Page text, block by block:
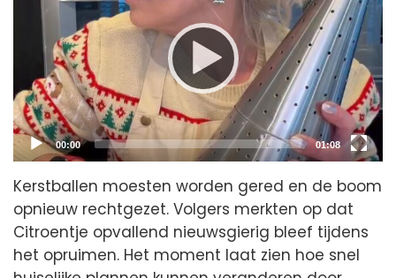
Current
time
00:00
Total
duration
01:08
Kerstballen moesten worden gered en de boom
opnieuw rechtgezet. Volgers merkten op dat
Citroentje opvallend nieuwsgierig bleef tijdens
het opruimen. Het moment laat zien hoe snel